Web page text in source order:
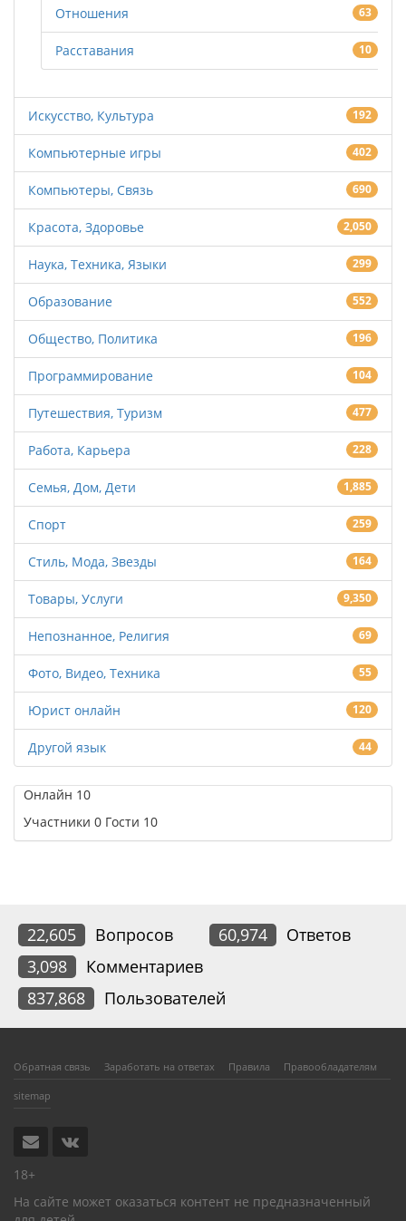
Отношения 63
Расставания 10
Искусство, Культура 192
Компьютерные игры 402
Компьютеры, Связь 690
Красота, Здоровье 2,050
Наука, Техника, Языки 299
Образование 552
Общество, Политика 196
Программирование 104
Путешествия, Туризм 477
Работа, Карьера 228
Семья, Дом, Дети 1,885
Спорт 259
Стиль, Мода, Звезды 164
Товары, Услуги 9,350
Непознанное, Религия 69
Фото, Видео, Техника 55
Юрист онлайн 120
Другой язык 44
Онлайн 10
Участники 0 Гости 10
22,605 Вопросов 60,974
Ответов
3,098
Комментариев
837,868
Пользователей
Обратная связь Заработать на ответах Правила Правообладателям
sitemap
18+
На сайте может оказаться контент не предназначенный